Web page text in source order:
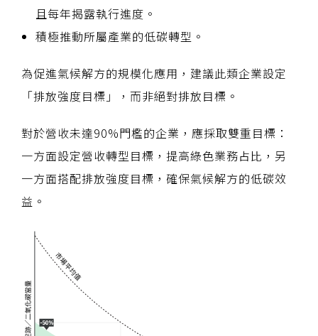
且每年揭露執行進度。
積極推動所屬產業的低碳轉型。
為促進氣候解方的規模化應用，建議此類企業設定
「排放強度目標」，而非絕對排放目標。
對於營收未達90%門檻的企業，應採取雙重目標：
一方面設定營收轉型目標，提高綠色業務占比，另
一方面搭配排放強度目標，確保氣候解方的低碳效
益。